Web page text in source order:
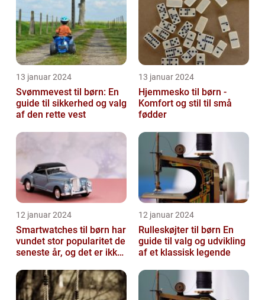
13 januar 2024
Svømmevest til børn: En
guide til sikkerhed og valg
af den rette vest
13 januar 2024
Hjemmesko til børn -
Komfort og stil til små
fødder
12 januar 2024
Smartwatches til børn har
vundet stor popularitet de
seneste år, og det er ikke
12 januar 2024
Rulleskøjter til børn En
guide til valg og udvikling
af et klassisk legende